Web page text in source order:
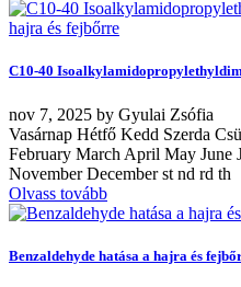
C10-40
nov 7, 2025 by Gyulai Zsófia
Vasárnap Hétfő Kedd Szerda
February March April May June
November December st nd rd th
Olvass tovább
Benzaldehyde hatása a hajra és